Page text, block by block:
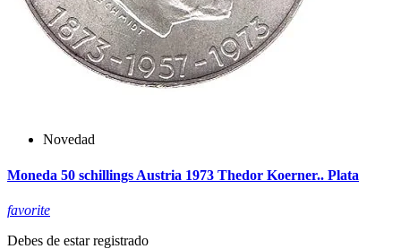
Novedad
Moneda 50 schillings Austria 1973 Thedor Koerner.. Plata
favorite
Debes de estar registrado